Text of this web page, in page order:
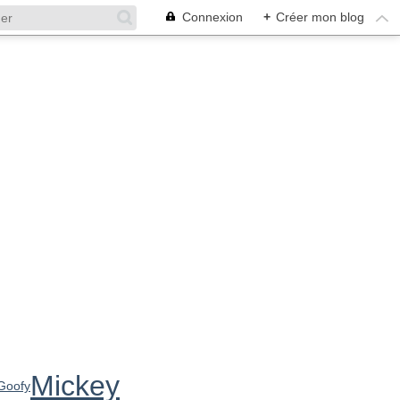
Connexion + Créer mon blog
Mickey